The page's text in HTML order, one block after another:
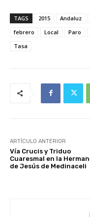
TAGS 2015 Andaluz
febrero
Local Paro
Tasa
ARTÍCULO ANTERIOR
Vía Crucis y Triduo
Cuaresmal en la
de Jesús de Medinaceli